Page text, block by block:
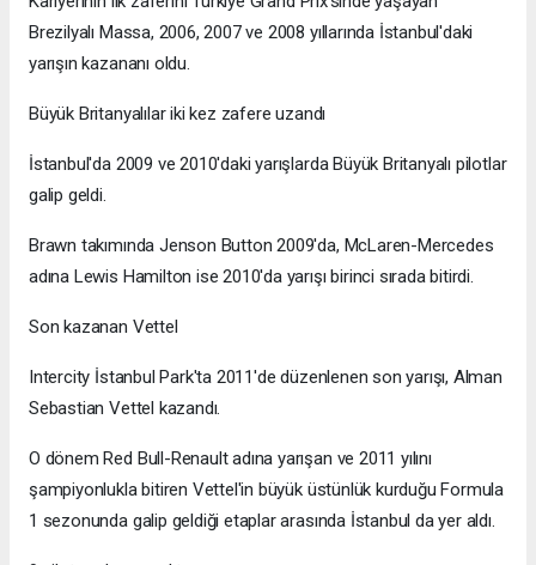
Brezilyalı Massa, 2006, 2007 ve 2008 yıllarında İstanbul'daki
yarışın kazananı oldu.
Büyük Britanyalılar iki kez zafere uzandı
İstanbul'da 2009 ve 2010'daki yarışlarda Büyük Britanyalı pilotlar
galip geldi.
Brawn takımında Jenson Button 2009'da, McLaren-Mercedes
adına Lewis Hamilton ise 2010'da yarışı birinci sırada bitirdi.
Son kazanan Vettel
Intercity İstanbul Park'ta 2011'de düzenlenen son yarışı, Alman
Sebastian Vettel kazandı.
O dönem Red Bull-Renault adına yarışan ve 2011 yılını
şampiyonlukla bitiren Vettel'in büyük üstünlük kurduğu Formula
1 sezonunda galip geldiği etaplar arasında İstanbul da yer aldı.